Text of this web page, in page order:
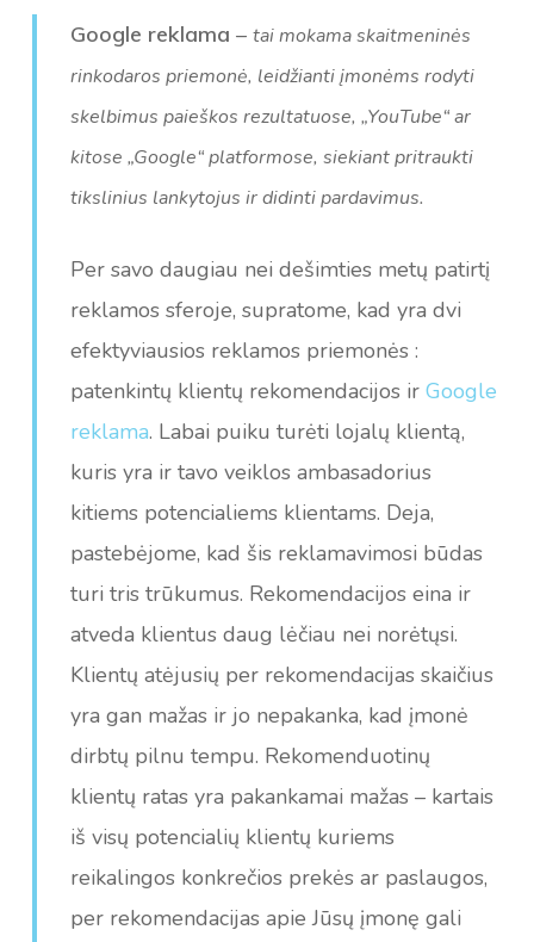
remarketingas arba lankytojams, kurie dar nebuvo
Jūsų reklamuojamoje svetainėje – kaip turinio tinklo
reklama.
Google reklama –tai mokama skaitmeninės
rinkodaros priemonė, leidžianti įmonėms rodyti
skelbimus paieškos rezultatuose, „YouTube“ ar
kitose „Google“ platformose, siekiant pritraukti
tikslinius lankytojus ir didinti pardavimus.
Per savo daugiau nei dešimties metų patirtį
reklamos sferoje, supratome, kad yra dvi
efektyviausios reklamos priemonės :
patenkintų klientų rekomendacijos irGoogle
reklama. Labai puiku turėti lojalų klientą,
kuris yra ir tavo veiklos ambasadorius
kitiems potencialiems klientams. Deja,
pastebėjome, kad šis reklamavimosi būdas
turi tris trūkumus. Rekomendacijos eina ir
atveda klientus daug lėčiau nei norėtųsi.
Klientų atėjusių per rekomendacijas skaičius
yra gan mažas ir jo nepakanka, kad įmonė
dirbtų pilnu tempu. Rekomenduotinų
klientų ratas yra pakankamai mažas – kartais
iš visų potencialių klientų kuriems
reikalingos konkrečios prekės ar paslaugos,
per rekomendacijas apie Jūsų įmonę gali